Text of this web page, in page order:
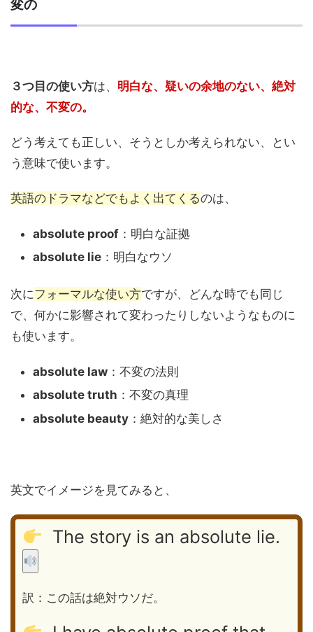
変の
３つ目の使い方は、 明白な、疑いの余地のない、絶対
的な、不変の。
どう考えても正しい、そうとしか考えられない、とい
う意味で使います。
英語のドラマなどでもよく出てくるのは、
absolute proof ：明白な証拠
absolute lie ：明白なウソ
次にフォーマルな使い方ですが、どんな時でも同じ
で、何かに影響されて変わったりしないようなものに
も使います。
absolute law ：不変の法則
absolute truth ：不変の真理
absolute beauty ：絶対的な美しさ
英文でイメージを見てみると、
The story is an absolute lie.
訳：この話は絶対ウソだ。